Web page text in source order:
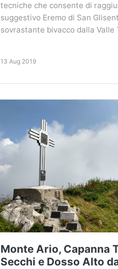
tecniche che consente di
suggestivo Eremo di San
sovrastante bivacco dalla Valle
13 Aug 2019
Monte Ario, Capanna
Secchi e Dosso Alto